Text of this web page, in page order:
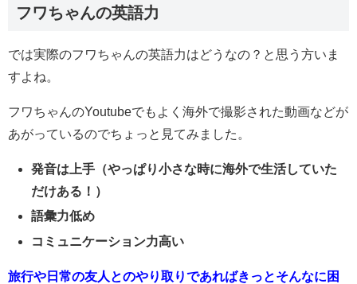
フワちゃんの英語力
では実際のフワちゃんの英語力はどうなの？と思う方いま
すよね。
フワちゃんのYoutubeでもよく海外で撮影された動画などが
あがっているのでちょっと見てみました。
発音は上手（やっぱり小さな時に海外で生活していた
だけある！）
語彙力低め
コミュニケーション力高い
旅行や日常の友人とのやり取りであればきっとそんなに困